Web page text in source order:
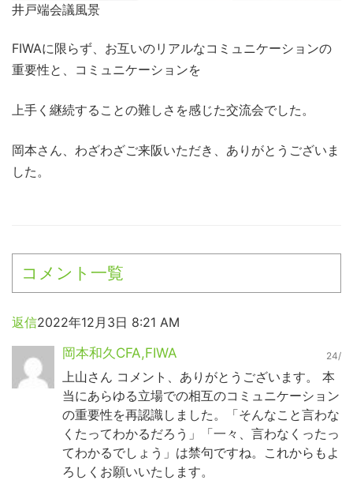
井戸端会議風景
FIWAに限らず、お互いのリアルなコミュニケーションの
重要性と、コミュニケーションを
上手く継続することの難しさを感じた交流会でした。
岡本さん、わざわざご来阪いただき、ありがとうございま
した。
コメント一覧
返信2022年12月3日 8:21 AM
岡本和久CFA,FIWA
24/
上山さん コメント、ありがとうございます。 本
当にあらゆる立場での相互のコミュニケーション
の重要性を再認識しました。「そんなこと言わな
くたってわかるだろう」「一々、言わなくったっ
てわかるでしょう」は禁句ですね。これからもよ
ろしくお願いいたします。